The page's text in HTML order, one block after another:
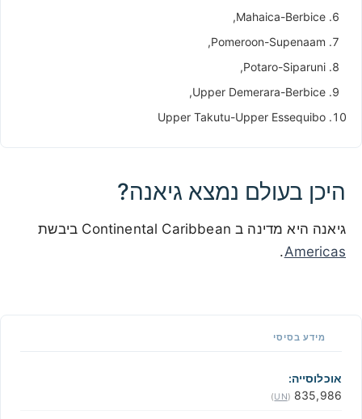
Mahaica-Berbice,
Pomeroon-Supenaam,
Potaro-Siparuni,
Upper Demerara-Berbice,
Upper Takutu-Upper Essequibo
היכן בעולם נמצא גיאנה?
גיאנה היא מדינה ב Continental Caribbean ביבשת
Americas
.
מידע בסיסי
אוכלוסייה:
835,986
(
UN
)